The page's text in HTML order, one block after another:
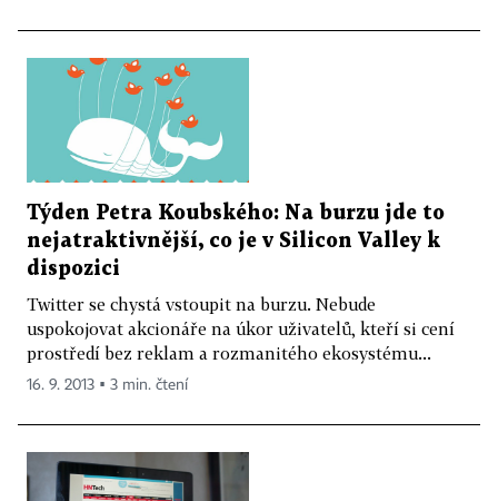
Týden Petra Koubského: Na burzu jde to
nejatraktivnější, co je v Silicon Valley k
dispozici
Twitter se chystá vstoupit na burzu. Nebude
uspokojovat akcionáře na úkor uživatelů, kteří si cení
prostředí bez reklam a rozmanitého ekosystému...
16. 9. 2013 ▪ 3 min. čtení